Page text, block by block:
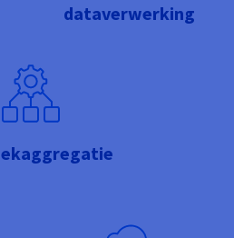
dataverwerking